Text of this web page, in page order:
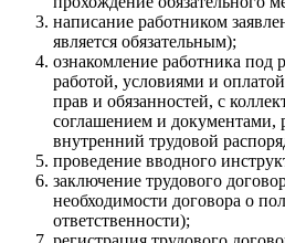
написание работником
является обязательным);
ознакомление работника под
работой, условиями и
прав и обязанностей, с
соглашением и
внутренний трудовой
проведение вводного
заключение трудового
необходимости договора о
ответственности);